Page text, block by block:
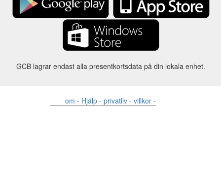
GCB lagrar endast alla presentkortsdata på din lokala enhet.
om - Hjälp - privatliv - villkor -